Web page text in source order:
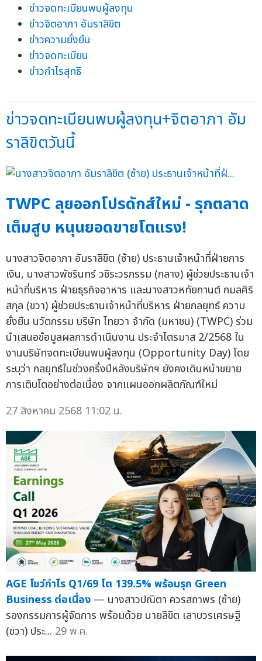
ข่าวจดทะเบียนพบผู้ลงทุน
ข่าวจิตอาภา อัมราลิขิต
ข่าวความยั่งยืน
ข่าวจดทะเบียน
ข่าวกำไรสุทธิ
ข่าวจดทะเบียนพบผู้ลงทุน+จิตอาภา อัม
ราลิขิตวันนี้
TWPC ลุยออกโปรดักส์ใหม่ - รุกตลาด
เต็มสูบ หนุนยอดขายโตแรง!
นางสาวจิตอาภา อัมราลิขิต (ซ้าย) ประธานเจ้าหน้าที่ฝ่ายการ
เงิน, นางสาวพัชรินทร์ วชิระวรกรรม (กลาง) ผู้ช่วยประธานเจ้า
หน้าที่บริหาร ฝ่ายธุรกิจอาหาร และนางสาวหทัยกานต์ กมลศิริ
สกุล (ขวา) ผู้ช่วยประธานเจ้าหน้าที่บริหาร ฝ่ายกลยุทธ์ ความ
ยั่งยืน นวัตกรรม บริษัท ไทยวา จำกัด (มหาชน) (TWPC) ร่วม
นำเสนอข้อมูลผลการดำเนินงาน ประจำไตรมาส 2/2568 ใน
งานบริษัทจดทะเบียนพบผู้ลงทุน (Opportunity Day) โดย
ระบุว่า กลยุทธ์ในช่วงครึ่งปีหลังบริษัทฯ ยังคงเดินหน้าขยาย
การเติบโตอย่างต่อเนื่อง จากแผนออกผลิตภัณฑ์ใหม่
27 สิงหาคม 2568 11:02 น.
AGE โชว์กำไร Q1/69 โต 139.5% พร้อมรุก Green
Business ต่อเนื่อง — นางสาวปณิตา ควรสถาพร (ซ้าย)
รองกรรมการผู้จัดการ พร้อมด้วย นายลิขิต เลาบวรเศรษฐี
(ขวา) ประ... 29 พ.ค.